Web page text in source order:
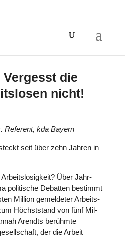
die
nicht!
Referent, kda Bayern
seit über zehn Jahren in
Über Jahr­
poli­ti­sche Debatten bestimmt
Million gemel­de­ter Arbeits­
Höchst­stand von fünf Mil­
Arendts berühmte
der die Arbeit